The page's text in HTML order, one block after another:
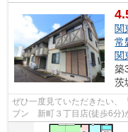
関
常
関
築
茨
ぜひ一度見ていただきたい、
ブン 新町３丁目店(徒歩6分)
用可能なアクセスの良いアパ